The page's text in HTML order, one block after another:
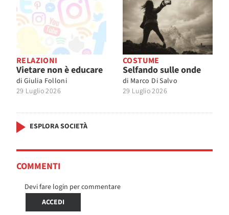
RELAZIONI
Vietare non è educare
di Giulia Folloni
29 Luglio 2026
COSTUME
Selfando sulle onde
di Marco Di Salvo
29 Luglio 2026
ESPLORA SOCIETÀ
COMMENTI
Devi fare login per commentare
ACCEDI